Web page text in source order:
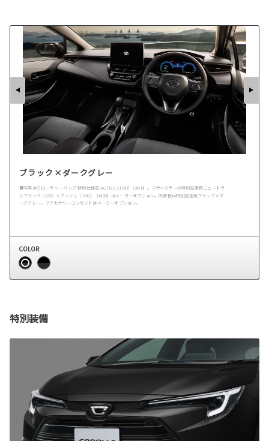
ブラック×ダークグレー
■写真はカローラ ツーリング 特別仕様車 ACTIVE SPORT（2WD）。ボディカラーの特別設定色ニュートラ
ルブラック〈229〉×アッシュ〈1M2〉［M89］はメーカーオプション。内装色は特別設定色ブラック×ダ
ークグレー。アクセサリーコンセントはメーカーオプション。
COLOR
特別装備